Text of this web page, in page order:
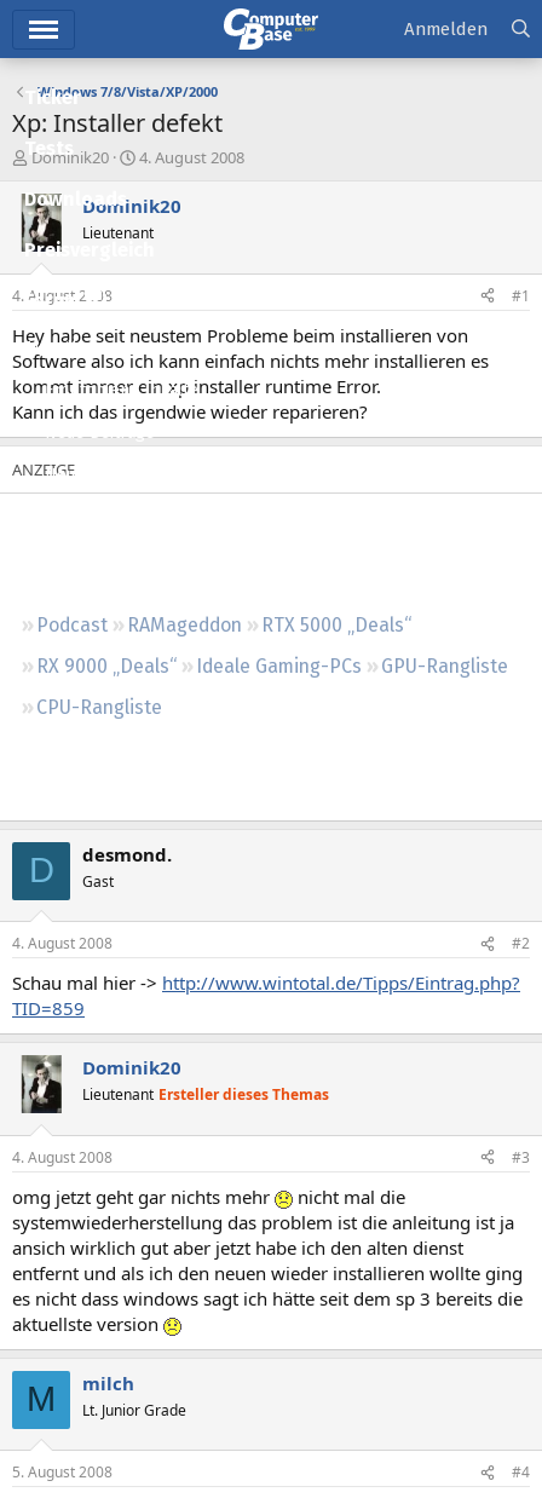
Ticker
Tests
Downloads
Preisvergleich
Forum
Aktuelles
Empfohlene Inhalte
Neue Beiträge
Neueste Aktivitäten
Podcast RAMageddon
RTX 5000 „Deals“
RX 9000 „Deals“
Ideale Gaming-PCs
GPU-Rangliste
CPU-Rangliste
Anmelden
Windows 7/8/Vista/XP/2000
Xp: Installer defekt
E
s
t
e
l
e
r
Dominik20
E
s
e
t
a
m
4. August 2008
Dominik20
Lieutenant
4. August 2008 #1
Hey habe seit neustem Probleme beim installieren von
Software also ich kann einfach nichts mehr installieren es
kommt immer ein xp installer runtime Error.
Kann ich das irgendwie wieder reparieren?
D desmond.
Gast
4. August 2008 #2
Schau mal hier -> http://www.wintotal.de/Tipps/Eintrag.php?
TID=859
Dominik20
Lieutenant Ersteller dieses Themas
4. August 2008 #3
omg jetzt geht gar nichts mehr
nicht mal die
systemwiederherstellung das problem ist die anleitung ist ja
ansich wirklich gut aber jetzt habe ich den alten dienst
entfernt und als ich den neuen wieder installieren wollte ging
es nicht dass windows sagt ich hätte seit dem sp 3 bereits die
aktuellste version
M milch
Lt. Junior Grade
5. August 2008 #4